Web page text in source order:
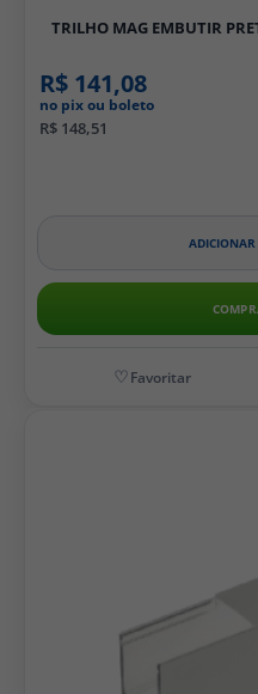
TRILHO MAG EMBUTIR
R$ 141,08
no pix ou boleto
R$ 148,51